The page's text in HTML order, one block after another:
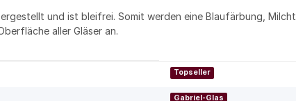
und ist bleifrei. Somit werden eine Blaufärbung,
aller Gläser an.
Topseller
Gabriel-Glas